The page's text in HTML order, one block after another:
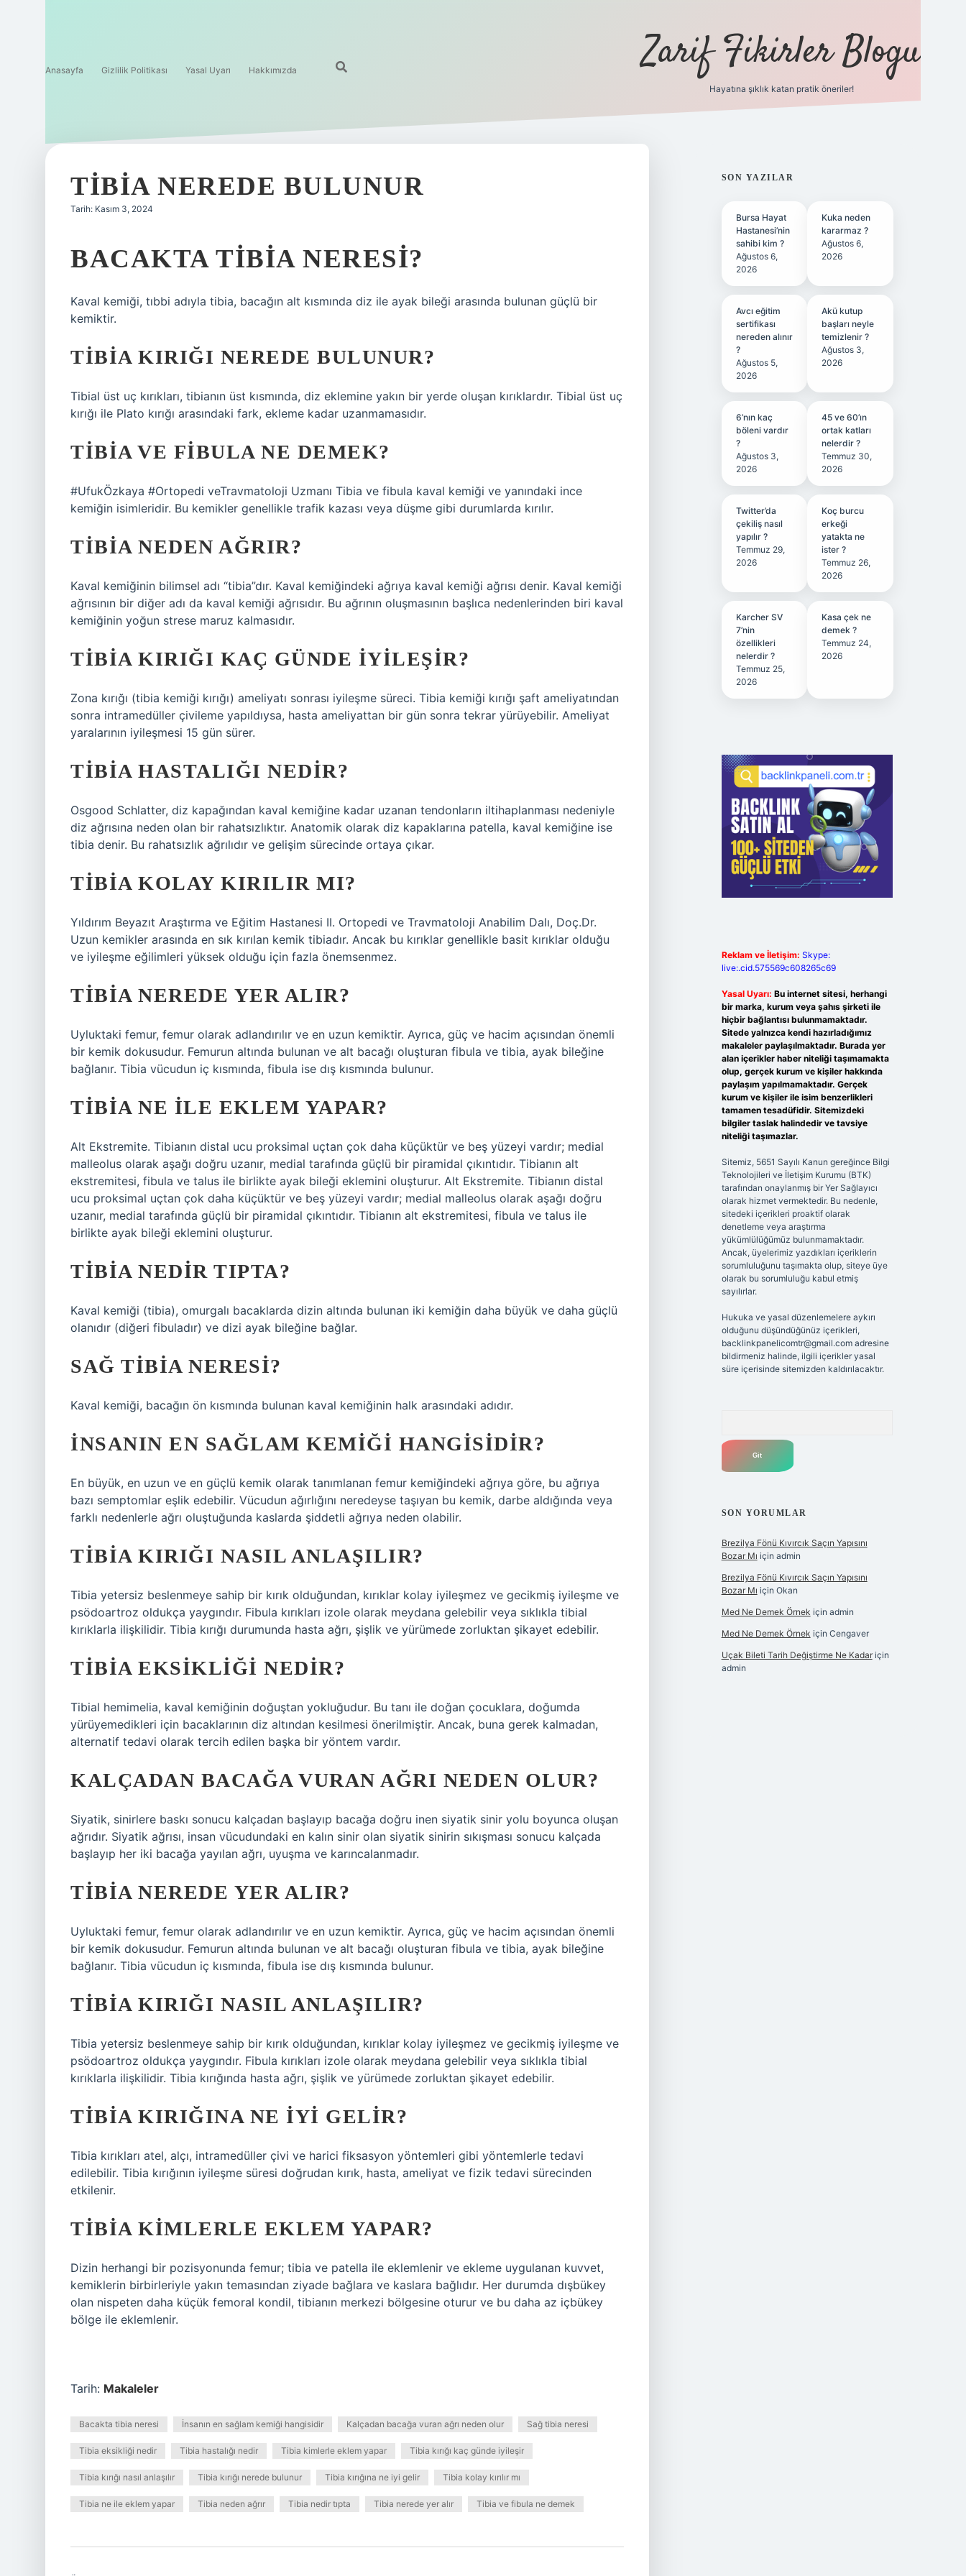
Anasayfa Gizlilik Politikası Yasal Uyarı Hakkımızda Zarif Fikirler Blogu
Hayatına şıklık katan pratik öneriler!
TIBIA NEREDE BULUNUR
Tarih: Kasım 3, 2024
BACAKTA TIBIA NERESI?
Kaval kemiği, tıbbi adıyla tibia, bacağın alt kısmında diz ile ayak bileği arasında bulunan güçlü bir
kemiktir.
TIBIA KIRIĞI NEREDE BULUNUR?
Tibial üst uç kırıkları, tibianın üst kısmında, diz eklemine yakın bir yerde oluşan kırıklardır. Tibial üst uç
kırığı ile Plato kırığı arasındaki fark, ekleme kadar uzanmamasıdır.
TIBIA VE FIBULA NE DEMEK?
#UfukÖzkaya #Ortopedi veTravmatoloji Uzmanı Tibia ve fibula kaval kemiği ve yanındaki ince
kemiğin isimleridir. Bu kemikler genellikle trafik kazası veya düşme gibi durumlarda kırılır.
TIBIA NEDEN AĞRIR?
Kaval kemiğinin bilimsel adı “tibia”dır. Kaval kemiğindeki ağrıya kaval kemiği ağrısı denir. Kaval kemiği
ağrısının bir diğer adı da kaval kemiği ağrısıdır. Bu ağrının oluşmasının başlıca nedenlerinden biri kaval
kemiğinin yoğun strese maruz kalmasıdır.
TIBIA KIRIĞI KAÇ GÜNDE IYILEŞIR?
Zona kırığı (tibia kemiği kırığı) ameliyatı sonrası iyileşme süreci. Tibia kemiği kırığı şaft ameliyatından
sonra intramedüller çivileme yapıldıysa, hasta ameliyattan bir gün sonra tekrar yürüyebilir. Ameliyat
yaralarının iyileşmesi 15 gün sürer.
TIBIA HASTALIĞI NEDIR?
Osgood Schlatter, diz kapağından kaval kemiğine kadar uzanan tendonların iltihaplanması nedeniyle
diz ağrısına neden olan bir rahatsızlıktır. Anatomik olarak diz kapaklarına patella, kaval kemiğine ise
tibia denir. Bu rahatsızlık ağrılıdır ve gelişim sürecinde ortaya çıkar.
TIBIA KOLAY KIRILIR MI?
Yıldırım Beyazıt Araştırma ve Eğitim Hastanesi II. Ortopedi ve Travmatoloji Anabilim Dalı, Doç.Dr.
Uzun kemikler arasında en sık kırılan kemik tibiadır. Ancak bu kırıklar genellikle basit kırıklar olduğu
ve iyileşme eğilimleri yüksek olduğu için fazla önemsenmez.
TIBIA NEREDE YER ALIR?
Uyluktaki femur, femur olarak adlandırılır ve en uzun kemiktir. Ayrıca, güç ve hacim açısından önemli
bir kemik dokusudur. Femurun altında bulunan ve alt bacağı oluşturan fibula ve tibia, ayak bileğine
bağlanır. Tibia vücudun iç kısmında, fibula ise dış kısmında bulunur.
TIBIA NE ILE EKLEM YAPAR?
Alt Ekstremite. Tibianın distal ucu proksimal uçtan çok daha küçüktür ve beş yüzeyi vardır; medial
malleolus olarak aşağı doğru uzanır, medial tarafında güçlü bir piramidal çıkıntıdır. Tibianın alt
ekstremitesi, fibula ve talus ile birlikte ayak bileği eklemini oluşturur. Alt Ekstremite. Tibianın distal
ucu proksimal uçtan çok daha küçüktür ve beş yüzeyi vardır; medial malleolus olarak aşağı doğru
uzanır, medial tarafında güçlü bir piramidal çıkıntıdır. Tibianın alt ekstremitesi, fibula ve talus ile
birlikte ayak bileği eklemini oluşturur.
TIBIA NEDIR TIPTA?
Kaval kemiği (tibia), omurgalı bacaklarda dizin altında bulunan iki kemiğin daha büyük ve daha güçlü
olanıdır (diğeri fibuladır) ve dizi ayak bileğine bağlar.
SAĞ TIBIA NERESI?
Kaval kemiği, bacağın ön kısmında bulunan kaval kemiğinin halk arasındaki adıdır.
İNSANIN EN SAĞLAM KEMIĞI HANGISIDIR?
En büyük, en uzun ve en güçlü kemik olarak tanımlanan femur kemiğindeki ağrıya göre, bu ağrıya
bazı semptomlar eşlik edebilir. Vücudun ağırlığını neredeyse taşıyan bu kemik, darbe aldığında veya
farklı nedenlerle ağrı oluştuğunda kaslarda şiddetli ağrıya neden olabilir.
TIBIA KIRIĞI NASIL ANLAŞILIR?
Tibia yetersiz beslenmeye sahip bir kırık olduğundan, kırıklar kolay iyileşmez ve gecikmiş iyileşme ve
psödoartroz oldukça yaygındır. Fibula kırıkları izole olarak meydana gelebilir veya sıklıkla tibial
kırıklarla ilişkilidir. Tibia kırığı durumunda hasta ağrı, şişlik ve yürümede zorluktan şikayet edebilir.
TIBIA EKSIKLIĞI NEDIR?
Tibial hemimelia, kaval kemiğinin doğuştan yokluğudur. Bu tanı ile doğan çocuklara, doğumda
yürüyemedikleri için bacaklarının diz altından kesilmesi önerilmiştir. Ancak, buna gerek kalmadan,
alternatif tedavi olarak tercih edilen başka bir yöntem vardır.
KALÇADAN BACAĞA VURAN AĞRI NEDEN OLUR?
Siyatik, sinirlere baskı sonucu kalçadan başlayıp bacağa doğru inen siyatik sinir yolu boyunca oluşan
ağrıdır. Siyatik ağrısı, insan vücudundaki en kalın sinir olan siyatik sinirin sıkışması sonucu kalçada
başlayıp her iki bacağa yayılan ağrı, uyuşma ve karıncalanmadır.
TIBIA NEREDE YER ALIR?
Uyluktaki femur, femur olarak adlandırılır ve en uzun kemiktir. Ayrıca, güç ve hacim açısından önemli
bir kemik dokusudur. Femurun altında bulunan ve alt bacağı oluşturan fibula ve tibia, ayak bileğine
bağlanır. Tibia vücudun iç kısmında, fibula ise dış kısmında bulunur.
TIBIA KIRIĞI NASIL ANLAŞILIR?
Tibia yetersiz beslenmeye sahip bir kırık olduğundan, kırıklar kolay iyileşmez ve gecikmiş iyileşme ve
psödoartroz oldukça yaygındır. Fibula kırıkları izole olarak meydana gelebilir veya sıklıkla tibial
kırıklarla ilişkilidir. Tibia kırığında hasta ağrı, şişlik ve yürümede zorluktan şikayet edebilir.
TIBIA KIRIĞINA NE IYI GELIR?
Tibia kırıkları atel, alçı, intramedüller çivi ve harici fiksasyon yöntemleri gibi yöntemlerle tedavi
edilebilir. Tibia kırığının iyileşme süresi doğrudan kırık, hasta, ameliyat ve fizik tedavi sürecinden
etkilenir.
TIBIA KIMLERLE EKLEM YAPAR?
Dizin herhangi bir pozisyonunda femur; tibia ve patella ile eklemlenir ve ekleme uygulanan kuvvet,
kemiklerin birbirleriyle yakın temasından ziyade bağlara ve kaslara bağlıdır. Her durumda dışbükey
olan nispeten daha küçük femoral kondil, tibianın merkezi bölgesine oturur ve bu daha az içbükey
bölge ile eklemlenir.
Tarih: Makaleler
Bacakta tibia neresi İnsanın en sağlam kemiği hangisidir Kalçadan bacağa vuran ağrı neden olur Sağ tibia neresi
Tibia eksikliği nedir Tibia hastalığı nedir Tibia kimlerle eklem yapar Tibia kırığı kaç günde iyileşir
Tibia kırığı nasıl anlaşılır Tibia kırığı nerede bulunur Tibia kırığına ne iyi gelir Tibia kolay kırılır mı
Tibia ne ile eklem yapar Tibia neden ağrır Tibia nedir tıpta Tibia nerede yer alır Tibia ve fibula ne demek
SIDEBAR
SON YAZILAR
Bursa Hayat
Hastanesi’nin
sahibi kim ?
Ağustos 6,
2026
Kuka neden
kararmaz ?
Ağustos 6,
2026
Avcı eğitim
sertifikası
nereden alınır
?
Ağustos 5,
2026
Akü kutup
başları neyle
temizlenir ?
Ağustos 3,
2026
6’nın kaç
böleni vardır
?
Ağustos 3,
2026
45 ve 60’ın
ortak katları
nelerdir ?
Temmuz 30,
2026
Twitter’da
çekiliş nasıl
yapılır ?
Temmuz 29,
2026
Koç burcu
erkeği
yatakta ne
ister ?
Temmuz 26,
2026
Karcher SV
7’nin
özellikleri
nelerdir ?
Temmuz 25,
2026
Kasa çek ne
demek ?
Temmuz 24,
2026
Reklam ve İletişim: Skype:
live:.cid.575569c608265c69
Yasal Uyarı: Bu internet sitesi, herhangi
bir marka, kurum veya şahıs şirketi ile
hiçbir bağlantısı bulunmamaktadır.
Sitede yalnızca kendi hazırladığımız
makaleler paylaşılmaktadır. Burada yer
alan içerikler haber niteliği taşımamakta
olup, gerçek kurum ve kişiler hakkında
paylaşım yapılmamaktadır. Gerçek
kurum ve kişiler ile isim benzerlikleri
tamamen tesadüfidir. Sitemizdeki
bilgiler taslak halindedir ve tavsiye
niteliği taşımazlar.
Sitemiz, 5651 Sayılı Kanun gereğince Bilgi
Teknolojileri ve İletişim Kurumu (BTK)
tarafından onaylanmış bir Yer Sağlayıcı
olarak hizmet vermektedir. Bu nedenle,
sitedeki içerikleri proaktif olarak
denetleme veya araştırma
yükümlülüğümüz bulunmamaktadır.
Ancak, üyelerimiz yazdıkları içeriklerin
sorumluluğunu taşımakta olup, siteye üye
olarak bu sorumluluğu kabul etmiş
sayılırlar.
Hukuka ve yasal düzenlemelere aykırı
olduğunu düşündüğünüz içerikleri,
backlinkpanelicomtr@gmail.comadresine
bildirmeniz halinde, ilgili içerikler yasal
süre içerisinde sitemizden kaldırılacaktır.
SON YORUMLAR
Brezilya Fönü Kıvırcık Saçın Yapısını
Bozar Mı için admin
Brezilya Fönü Kıvırcık Saçın Yapısını
Bozar Mı için Okan
Med Ne Demek Örnek için admin
Med Ne Demek Örnek için Cengaver
Uçak Bileti Tarih Değiştirme Ne Kadariçin
admin